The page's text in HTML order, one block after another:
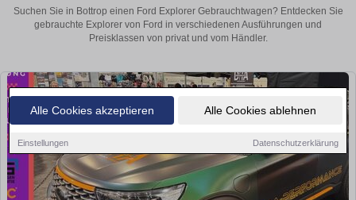
Alle Cookies akzeptieren Alle Cookies ablehnen
Einstellungen Datenschutzerklärung
Suchen Sie in Bottrop einen Ford Explorer Gebrauchtwagen? Entdecken Sie
gebrauchte Explorer von Ford in verschiedenen Ausführungen und
Preisklassen von privat und vom Händler.